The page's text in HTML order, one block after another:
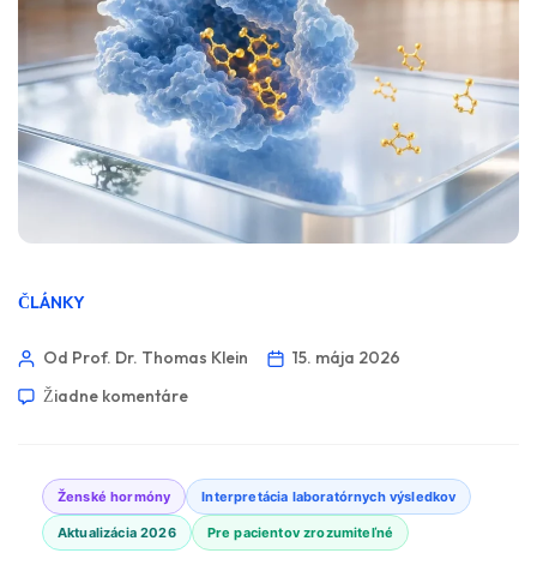
ČLÁNKY
Od Prof. Dr. Thomas Klein
15. mája 2026
Žiadne komentáre
Ženské hormóny Interpretácia laboratórnych výsledkov
Aktualizácia 2026 Pre pacientov zrozumiteľné